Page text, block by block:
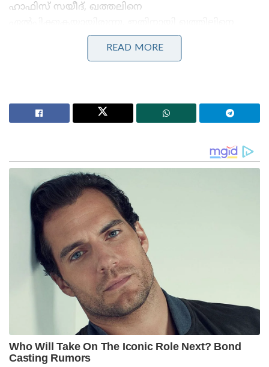
ഹാഫിസ് സയീദ്, ഖത്തലിനെ
ലഷ്‌കറിന്റെ ചീഫ് ഓപ്പറേഷൻ കമാൻഡറായി
അവരോധിക്കുകയും ചെയ്തു.
‘ഈ കുട്ടിയും യുവതിയും ആരാണ് രാഹുൽജി?;
‘ഇന്ത്യൻ വ്യോമസേനയാണ് എന്റെ ആദ്യ പ്രണയം’;
സഹപ്രവർത്തകനു വേണ്ടി സ്വന്തം ജീവൻ
ബലിനൽകിയ കാർഗിൽ വീരനായകൻ; അജയ്
അഹൂജ
READ MORE